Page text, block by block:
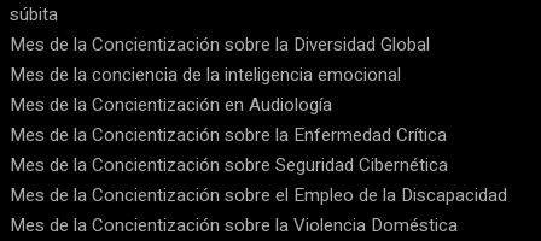
súbita
Mes de la Concientización sobre la Diversidad Global
Mes de la conciencia de la inteligencia emocional
Mes de la Concientización en Audiología
Mes de la Concientización sobre la Enfermedad Crítica
Mes de la Concientización sobre Seguridad Cibernética
Mes de la Concientización sobre el Empleo de la Discapacidad
Mes de la Concientización sobre la Violencia Doméstica